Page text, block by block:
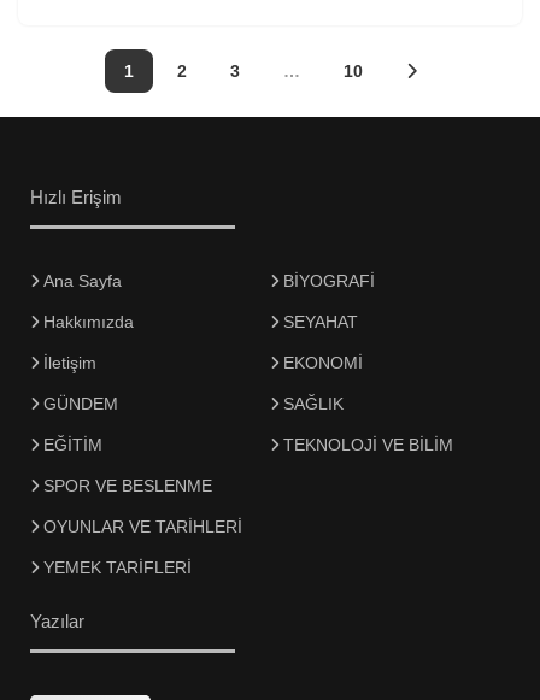
tanınmış tarihçilerinden biri olan Prof. Dr. İlber Ortaylı,
hem akademik çalışmaları hem de televizyon
1 2 3 … 10
Hızlı Erişim
Ana Sayfa
Hakkımızda
İletişim
GÜNDEM
EĞİTİM
BİYOGRAFİ
SEYAHAT
EKONOMİ
SAĞLIK
TEKNOLOJİ VE BİLİM
SPOR VE BESLENME
OYUNLAR VE TARİHLERİ
YEMEK TARİFLERİ
Yazılar